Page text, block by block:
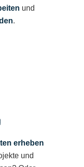
und
.
erheben
und